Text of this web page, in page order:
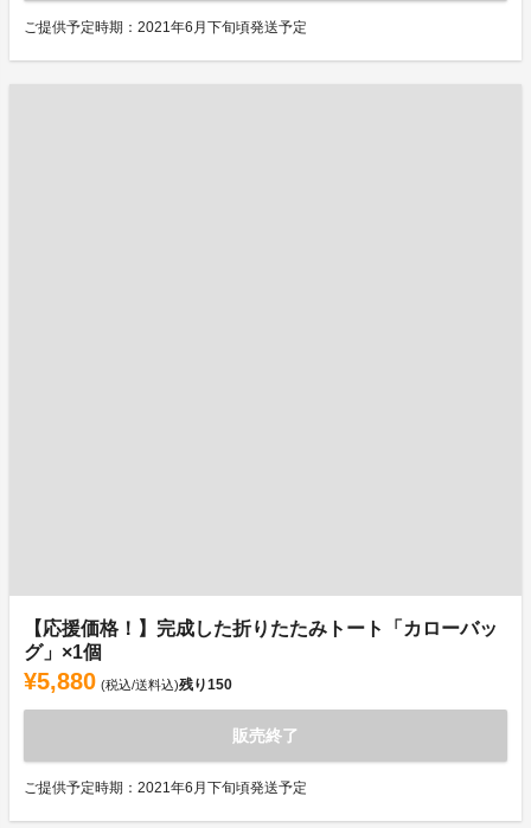
ご提供予定時期：2021年6月下旬頃発送予定
【応援価格！】完成した折りたたみトート「カローバッ
グ」×1個
¥5,880 (税込/送料込)残り150
販売終了
ご提供予定時期：2021年6月下旬頃発送予定